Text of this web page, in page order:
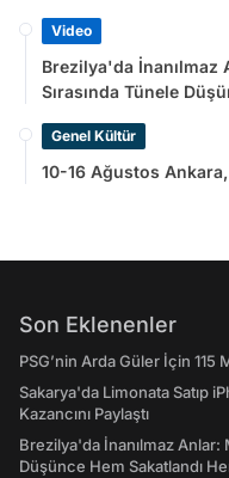
Video
Brezilya'da İnanılmaz
Sırasında Tünele
Genel Kültür
10-16 Ağustos
Son Eklenenler
PSG’nin Arda Güler İçin
Sakarya'da Limonata Satıp
Kazancını Paylaştı
Brezilya'da İnanılmaz Anlar:
Düşünce Hem Sakatlandı